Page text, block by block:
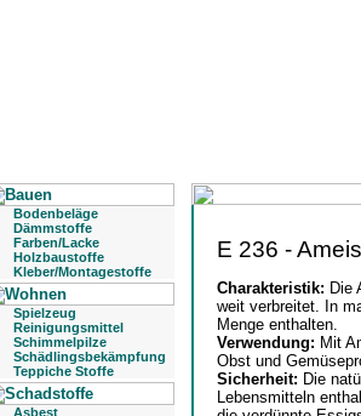
Bodenbeläge
Dämmstoffe
Farben/Lacke
Holzbaustoffe
Kleber/Montagestoffe
Spielzeug
Reinigungsmittel
Schimmelpilze
Schädlingsbekämpfung
Teppiche Stoffe
Asbest
E 236 -
Charakteristik: Die
weit verbreitet. In
Menge enthalten.
Verwendung: Mit
Obst und
Sicherheit: Die
Lebensmitteln